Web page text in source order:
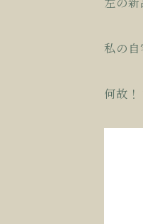
私の
何故！